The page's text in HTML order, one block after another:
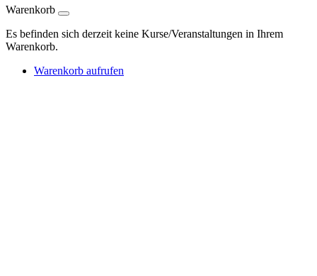
Warenkorb
Es befinden sich derzeit keine Kurse/Veranstaltungen in Ihrem
Warenkorb.
Warenkorb aufrufen